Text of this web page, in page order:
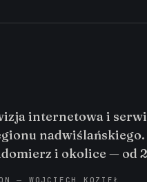
internetowa i
nadwiślańskiego.
i okolice — od
— WOJCIECH KOZIEŁ